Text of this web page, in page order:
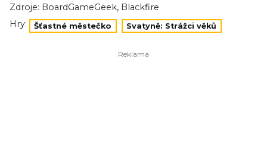
Zdroje: BoardGameGeek, Blackfire
Hry:
Šťastné městečko Svatyně: Strážci věků